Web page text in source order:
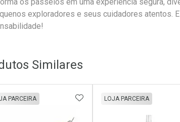
exploradores e seus cuidadores atentos.
Similares
PARCEIRA ADICIONAR AOS
LOJA PARCEIRA